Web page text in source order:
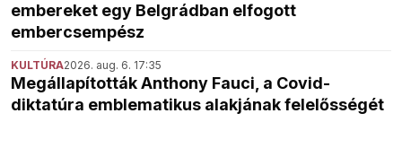
embereket egy Belgrádban elfogott
embercsempész
KULTÚRA2026. aug. 6. 17:35
Megállapították Anthony Fauci, a Covid-
diktatúra emblematikus alakjának felelősségét